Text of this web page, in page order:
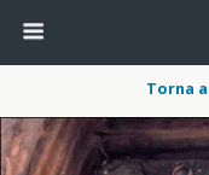
Torna